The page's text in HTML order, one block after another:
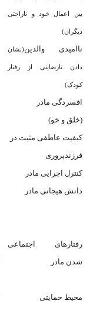
بین اعمال خود و ناراحتی
دیگران)
ناامیدی والدین(نشان
دادن نارضایتی از رفتار
کودک)
افسردگی مادر
(خلق و خو)
کیفیت عاطفی مثبت در
فرزندپروری
کنترل اجرایی مادر
دانش هیجانی مادر
رفتارهای اجتماعی
شدن مادر
محیط حمایتی